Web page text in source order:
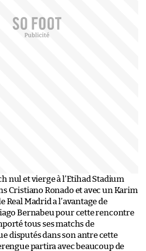
nul et vierge à l’Etihad Stadium
Cristiano Ronado et avec un Karim
Real Madrid a l’avantage de
Bernabeu pour cette rencontre
tous ses matchs de
disputés dans son antre cette
partira avec beaucoup de